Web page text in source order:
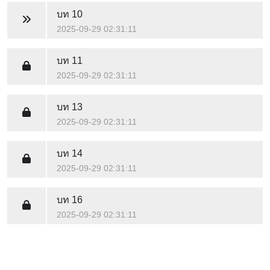
บท 10
2025-09-29 02:31:11
บท 11
2025-09-29 02:31:11
บท 13
2025-09-29 02:31:11
บท 14
2025-09-29 02:31:11
บท 16
2025-09-29 02:31:11